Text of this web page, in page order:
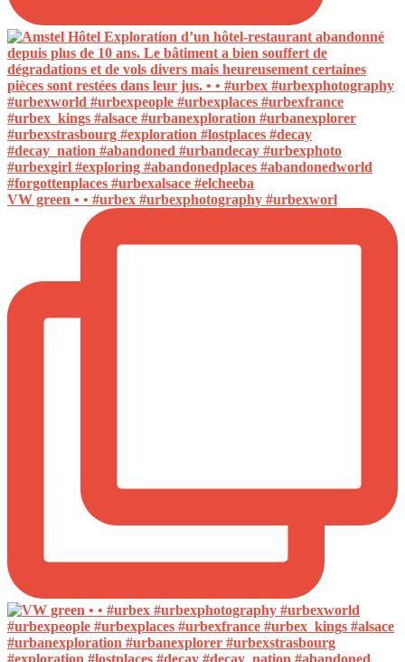
VW green • • #urbex #urbexphotography #urbexworl